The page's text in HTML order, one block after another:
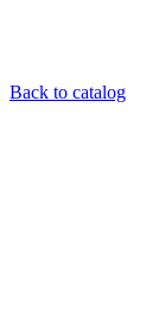
Back to catalog